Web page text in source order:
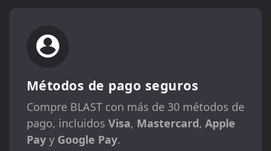
Métodos de pago seguros
Compre BLAST con más de 30 métodos de
pago, incluidos Visa, Mastercard, Apple
Payy Google Pay.